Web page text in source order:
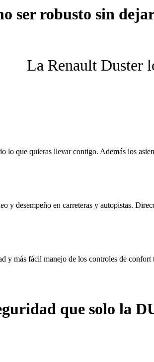
ser robusto sin
La Renault Duster
que quieras llevar contigo. Además los
y desempeño en carreteras y autopistas.
más fácil manejo de los controles de confort
que solo la